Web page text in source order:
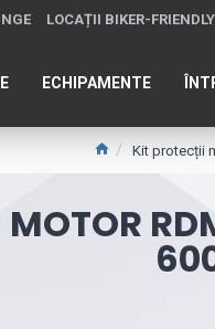
LOCAȚII BIKER-FRIENDLY
ECHIPAMENTE
Kit protecții
MOTOR